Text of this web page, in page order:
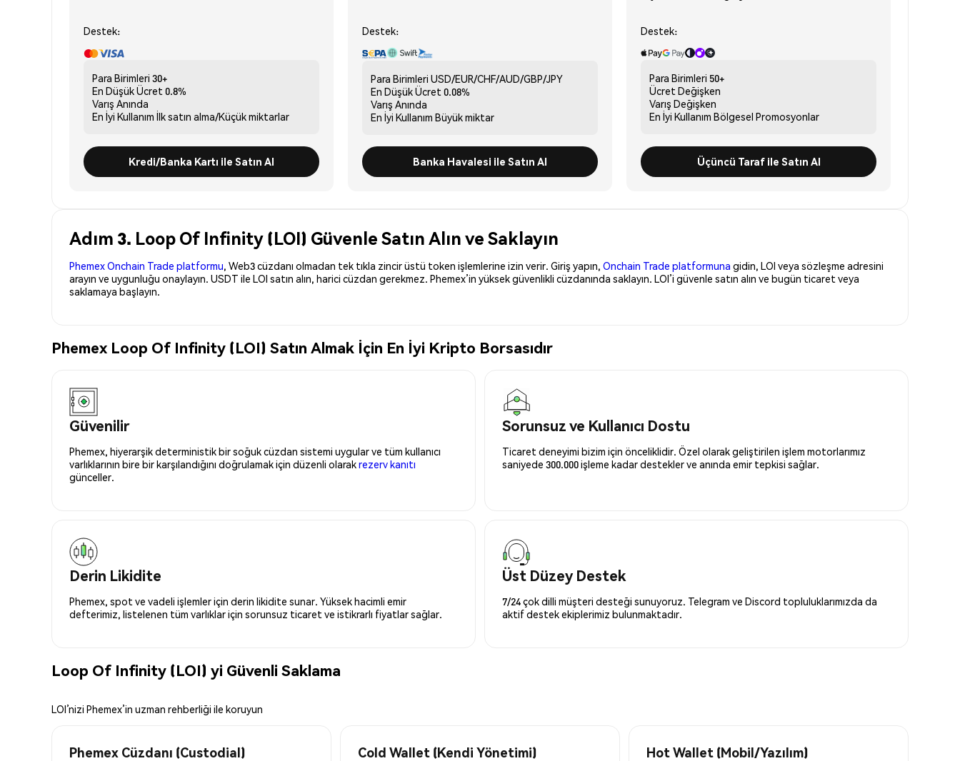
Destek:
Para Birimleri 30+
En Düşük Ücret 0.8%
Varış Anında
En İyi Kullanım İlk satın alma/Küçük miktarlar
Kredi/Banka Kartı ile Satın Al
Destek:
Para Birimleri USD/EUR/CHF/AUD/GBP/JPY
En Düşük Ücret 0.08%
Varış Anında
En İyi Kullanım Büyük miktar
Banka Havalesi ile Satın Al
Destek:
Para Birimleri 50+
Ücret Değişken
Varış Değişken
En İyi Kullanım Bölgesel Promosyonlar
Üçüncü Taraf ile Satın Al
Adım 3. Loop Of Infinity (LOI) Güvenle Satın Alın ve Saklayın
Phemex Onchain Trade platformu, Web3 cüzdanı olmadan tek tıkla zincir üstü token işlemlerine izin verir. Giriş yapın, Onchain Trade platformuna gidin, LOI veya sözleşme adresini
arayın ve uygunluğu onaylayın. USDT ile LOI satın alın, harici cüzdan gerekmez. Phemex’in yüksek güvenlikli cüzdanında saklayın. LOI’i güvenle satın alın ve bugün ticaret veya
saklamaya başlayın.
Phemex Loop Of Infinity (LOI) Satın Almak İçin En İyi Kripto Borsasıdır
Güvenilir
Phemex, hiyerarşik deterministik bir soğuk cüzdan sistemi uygular ve tüm kullanıcı
varlıklarının bire bir karşılandığını doğrulamak için düzenli olarakrezerv kanıtı
günceller.
Sorunsuz ve Kullanıcı Dostu
Ticaret deneyimi bizim için önceliklidir. Özel olarak geliştirilen işlem motorlarımız
saniyede 300.000 işleme kadar destekler ve anında emir tepkisi sağlar.
Derin Likidite
Phemex, spot ve vadeli işlemler için derin likidite sunar. Yüksek hacimli emir
defterimiz, listelenen tüm varlıklar için sorunsuz ticaret ve istikrarlı fiyatlar sağlar.
Üst Düzey Destek
7/24 çok dilli müşteri desteği sunuyoruz. Telegram ve Discord topluluklarımızda da
aktif destek ekiplerimiz bulunmaktadır.
Loop Of Infinity (LOI) yi Güvenli Saklama
LOI’nizi Phemex’in uzman rehberliği ile koruyun
Phemex Cüzdanı (Custodial) Cold Wallet (Kendi Yönetimi) Hot Wallet (Mobil/Yazılım)